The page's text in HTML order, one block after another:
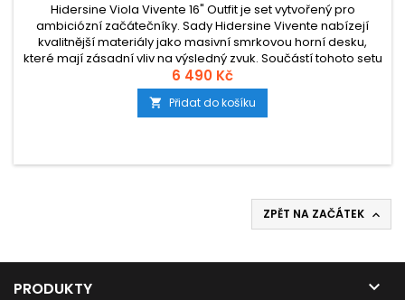
Hidersine Viola Vivente 16" Outfit je set vytvořený pro
ambiciózní začátečníky. Sady Hidersine Vivente nabízejí
kvalitnější materiály jako masivní smrkovou horní desku,
které mají zásadní vliv na výsledný zvuk. Součástí tohoto setu
je podlouhlé, nárazuvzdorné pouzdro s vnitřními přihrádkami
na příslušenství a vnější kapsou na noty, smyčec z
brazilwood a...
6 490 Kč
 Přidat do košíku
ZPĚT NA ZAČÁTEK 
PRODUKTY 